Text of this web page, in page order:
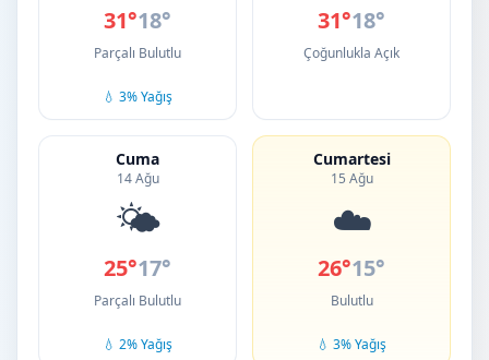
31°18°
Parçalı Bulutlu
💧 3% Yağış
31°18°
Çoğunlukla Açık
Cuma
14 Ağu
🌤️
25°17°
Parçalı Bulutlu
💧 2% Yağış
Cumartesi
15 Ağu
☁️
26°15°
Bulutlu
💧 3% Yağış